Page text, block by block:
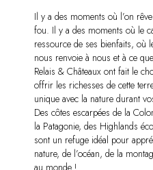
Il y a des moments où l’on
fou. Il y a des moments où le
ressource de ses bienfaits, où
nous renvoie à nous et à ce
Relais & Châteaux ont fait le
offrir les richesses de cette
unique avec la nature durant
Des côtes escarpées de la
la Patagonie, des Highlands
sont un refuge idéal pour
nature, de l’océan, de la
au monde !